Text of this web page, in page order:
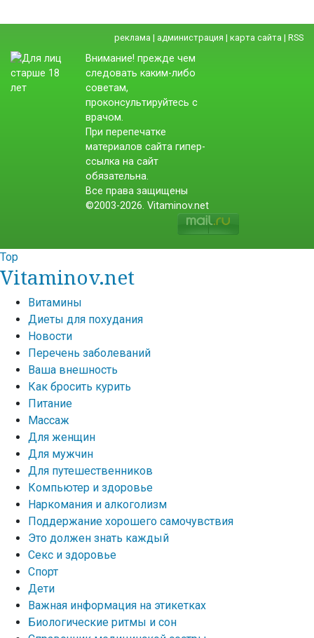
реклама | администрация | карта сайта | RSS
Внимание! прежде чем
следовать каким-либо
советам,
проконсультируйтесь с
врачом.
При перепечатке
материалов сайта гипер-
ссылка на сайт
обязательна.
Все права защищены
©2003-2026. Vitaminov.net
Top
Vitaminov.net
Витамины
Диеты для похудания
Новости
Перечень заболеваний
Ваша внешность
Как бросить курить
Питание
Массаж
Для женщин
Для мужчин
Для путешественников
Компьютер и здоровье
Наркомания и алкоголизм
Поддержание хорошего самочувствия
Это должен знать каждый
Секс и здоровье
Спорт
Дети
Важная информация на этикетках
Биологические ритмы и сон